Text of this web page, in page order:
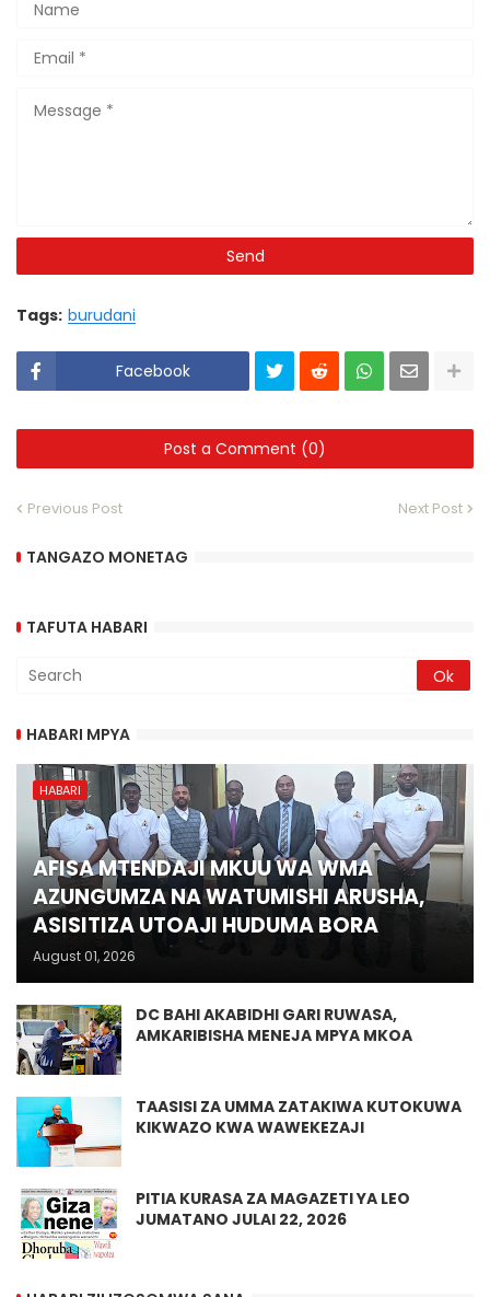
Tags: burudani
Facebook
Post a Comment (0)
Previous Post Next Post
TANGAZO MONETAG
TAFUTA HABARI
HABARI MPYA
HABARI
AFISA MTENDAJI MKUU WA WMA
AZUNGUMZA NA WATUMISHI ARUSHA,
ASISITIZA UTOAJI HUDUMA BORA
August 01, 2026
DC BAHI AKABIDHI GARI RUWASA,
AMKARIBISHA MENEJA MPYA MKOA
TAASISI ZA UMMA ZATAKIWA KUTOKUWA
KIKWAZO KWA WAWEKEZAJI
PITIA KURASA ZA MAGAZETI YA LEO
JUMATANO JULAI 22, 2026